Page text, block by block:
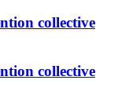
collective
collective